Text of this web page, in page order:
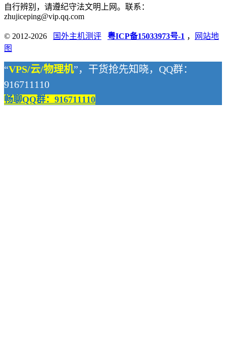
自行辨别，请遵纪守法文明上网。联系：
zhujiceping@vip.qq.com
© 2012-2026 国外主机测评 粤ICP备15033973号-1 ，
网站地
图
“VPS/云/物理机”，干货抢先知晓，QQ群：
916711110
畅聊QQ群：916711110